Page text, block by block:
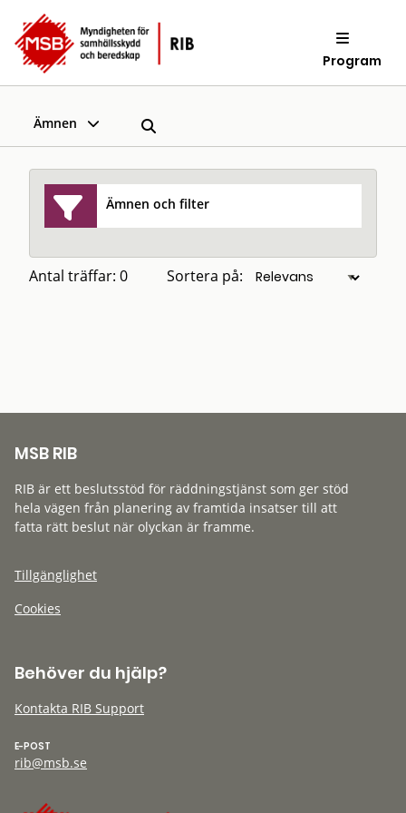
Program
Ämnen
Ämnen och filter
Antal träffar: 0 Sortera på:
MSB RIB
RIB är ett beslutsstöd för räddningstjänst som ger stöd
hela vägen från planering av framtida insatser till att
fatta rätt beslut när olyckan är framme.
Tillgänglighet
Cookies
Behöver du hjälp?
Kontakta RIB Support
E-POST
rib@msb.se